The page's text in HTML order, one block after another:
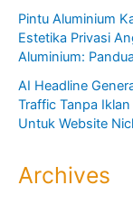
Pintu Aluminium
Estetika Privasi
Aluminium:
AI Headline
Traffic Tanpa
Untuk Website
Archives